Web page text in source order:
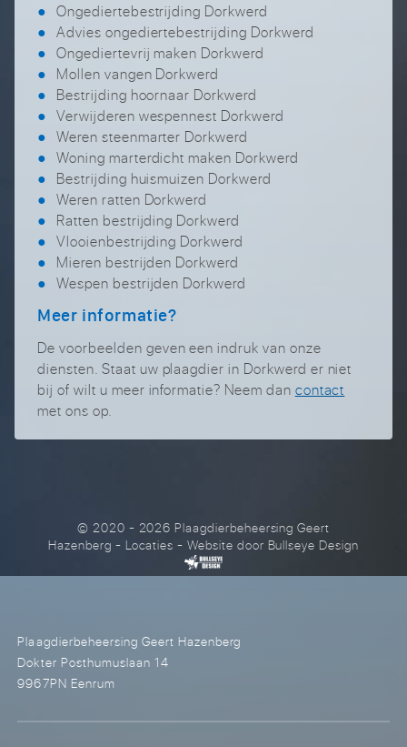
Ongediertebestrijding Dorkwerd
Advies ongediertebestrijding Dorkwerd
Ongediertevrij maken Dorkwerd
Mollen vangen Dorkwerd
Bestrijding hoornaar Dorkwerd
Verwijderen wespennest Dorkwerd
Weren steenmarter Dorkwerd
Woning marterdicht maken Dorkwerd
Bestrijding huismuizen Dorkwerd
Weren ratten Dorkwerd
Ratten bestrijding Dorkwerd
Vlooienbestrijding Dorkwerd
Mieren bestrijden Dorkwerd
Wespen bestrijden Dorkwerd
Meer informatie?
De voorbeelden geven een indruk van onze
diensten. Staat uw plaagdier in Dorkwerd er niet
bij of wilt u meer informatie? Neem dan contact
met ons op.
© 2020 - 2026 Plaagdierbeheersing Geert
Hazenberg - Locaties - Website door Bullseye Design
Plaagdierbeheersing Geert Hazenberg
Dokter Posthumuslaan 14
9967PN Eenrum